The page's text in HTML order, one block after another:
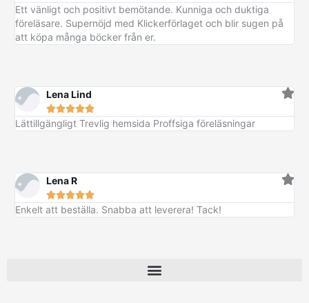
Ett vänligt och positivt bemötande. Kunniga och duktiga
föreläsare. Supernöjd med Klickerförlaget och blir sugen på
att köpa många böcker från er.
Lena Lind

Lättillgängligt Trevlig hemsida Proffsiga föreläsningar
Lena R

Enkelt att beställa. Snabba att leverera! Tack!